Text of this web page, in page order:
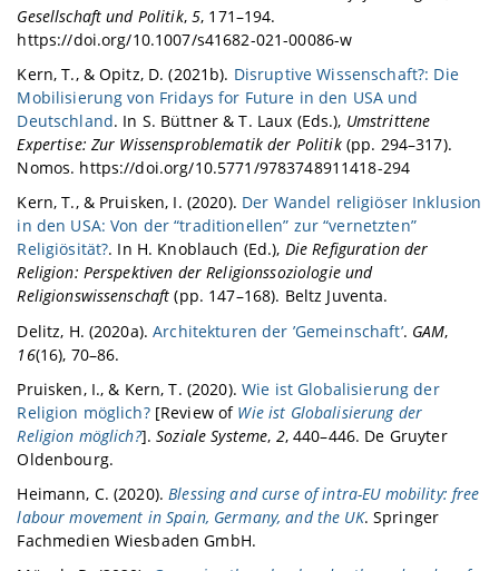
Gesellschaft und Politik,5, 171–194.
https://doi.org/10.1007/s41682-021-00086-w
Kern, T., & Opitz, D. (2021b). Disruptive Wissenschaft?: Die
Mobilisierung von Fridays for Future in den USA und
Deutschland. In S. Büttner & T. Laux (Eds.), Umstrittene
Expertise: Zur Wissensproblematik der Politik(pp. 294–317).
Nomos. https://doi.org/10.5771/9783748911418-294
Kern, T., & Pruisken, I. (2020). Der Wandel religiöser Inklusion
in den USA: Von der “traditionellen” zur “vernetzten”
Religiösität?. In H. Knoblauch (Ed.), Die Refiguration der
Religion: Perspektiven der Religionssoziologie und
Religionswissenschaft (pp. 147–168). Beltz Juventa.
Delitz, H. (2020a).Architekturen der ’Gemeinschaft’. GAM,
16(16), 70–86.
Pruisken, I., & Kern, T. (2020).Wie ist Globalisierung der
Religion möglich?[Review of Wie ist Globalisierung der
Religion möglich?].Soziale Systeme, 2, 440–446. De Gruyter
Oldenbourg.
Heimann, C. (2020).Blessing and curse of intra-EU mobility: free
labour movement in Spain, Germany, and the UK. Springer
Fachmedien Wiesbaden GmbH.